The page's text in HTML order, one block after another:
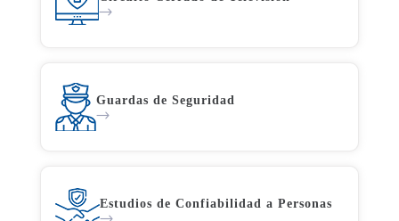
Guardas de Seguridad
Estudios de Confiabilidad a Personas